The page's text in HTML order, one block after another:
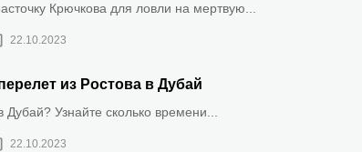
Крючкова для ловли на мертвую...
22.10.2023
из Ростова в Дубай
Дубай? Узнайте сколько времени...
22.10.2023